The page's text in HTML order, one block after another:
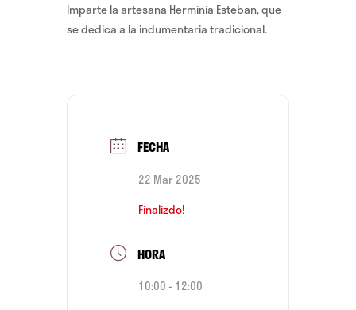
Imparte la artesana Herminia Esteban, que
se dedica a la indumentaria tradicional.
FECHA
22 Mar 2025
Finalizdo!
HORA
10:00 - 12:00